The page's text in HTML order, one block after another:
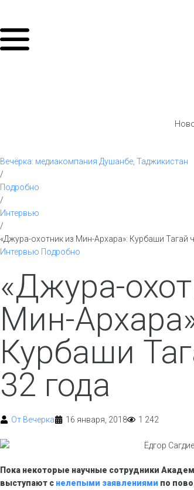
Вечёрка: медиакомпания Душанбе, Таджикистан
/
Подробно
/
Интервью
/
«Джура-охотник из Мин-Архара»: Курбаши Тагай
Интервью Подробно
«Джура-
Мин-
Курбаши
32 года
От Вечерка 16 января, 2018 1 242
Пока некоторые научные сотрудники
выступают с нелепыми заявлениями по